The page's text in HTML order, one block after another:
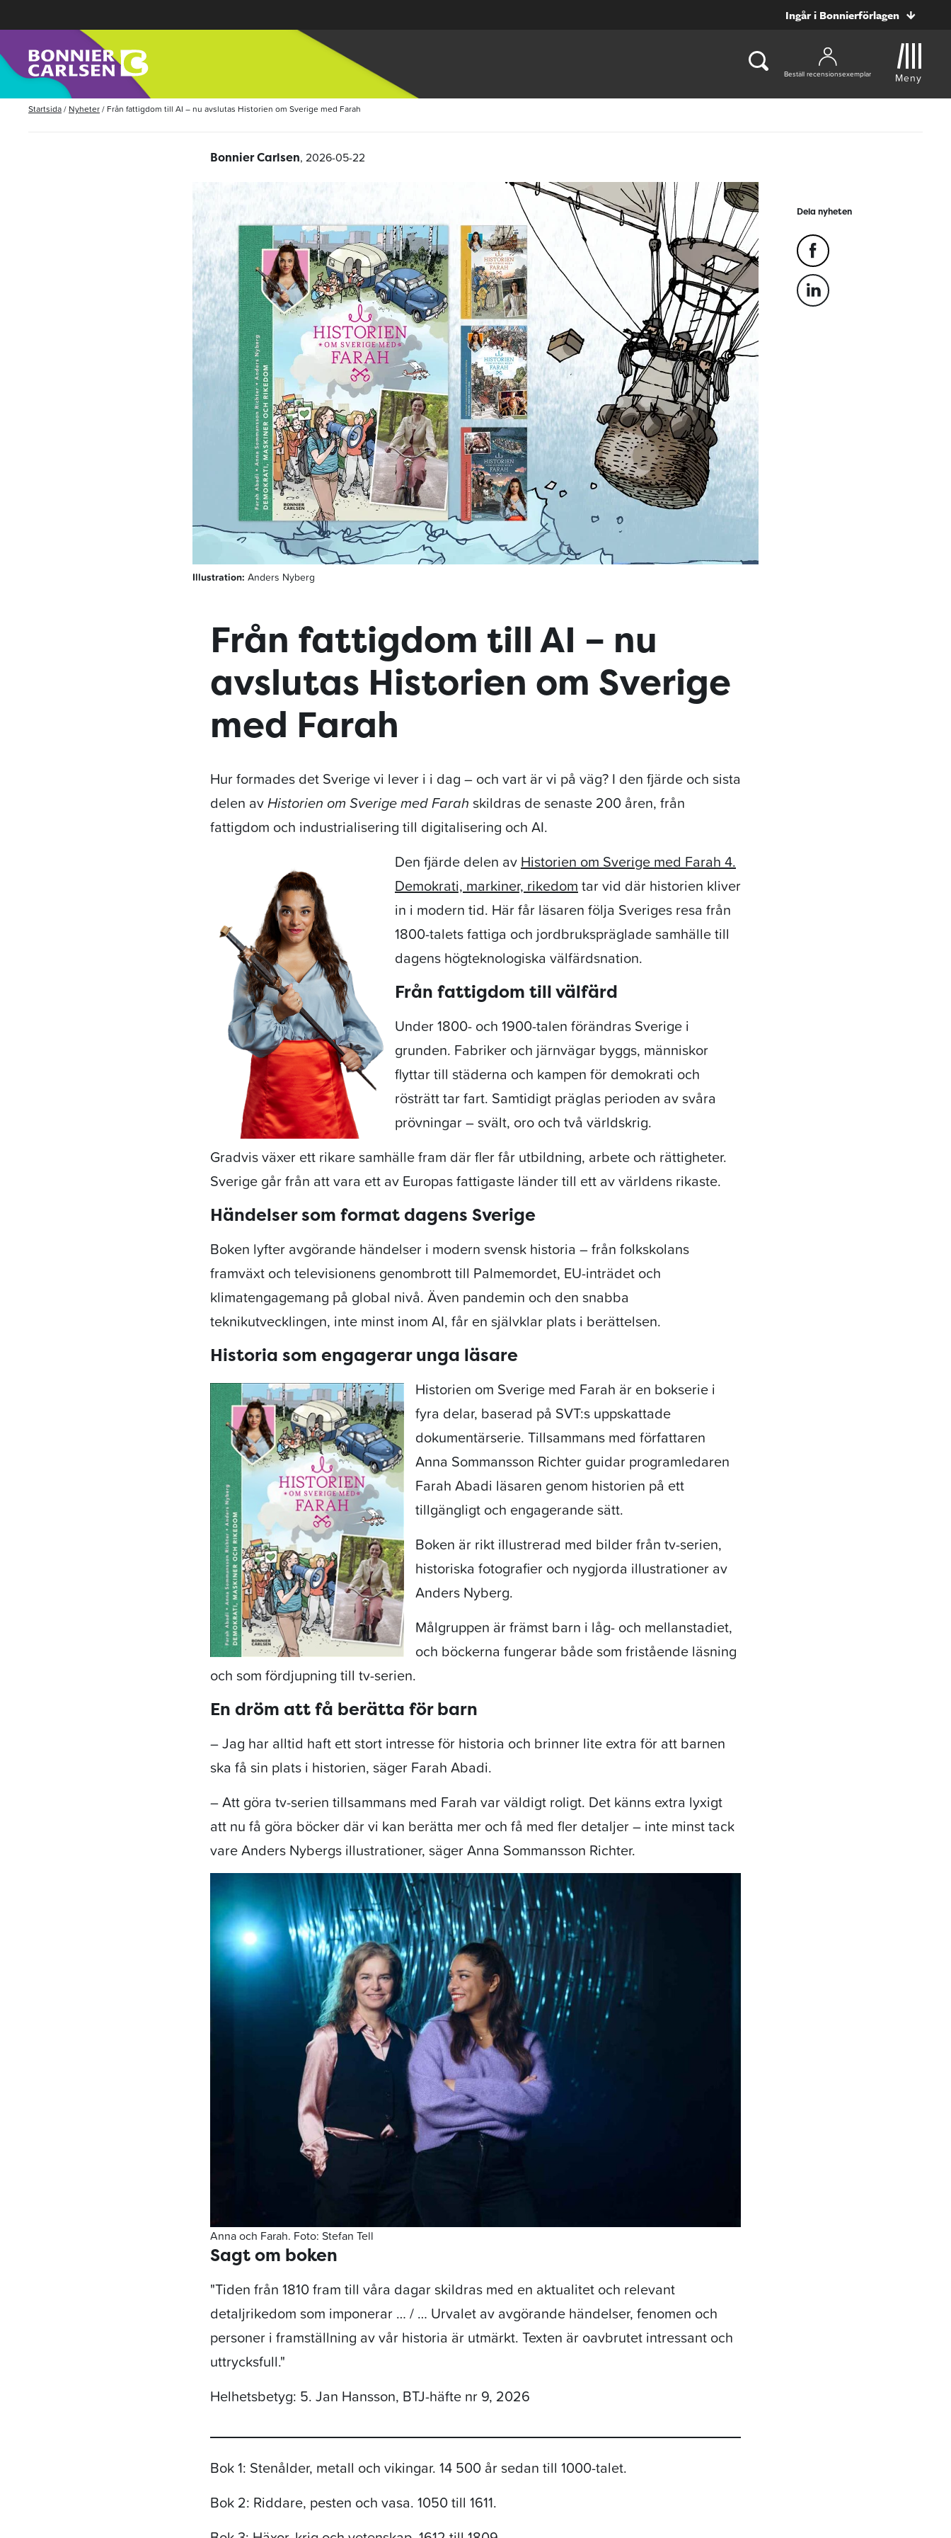
Ingår i Bonnierförlagen
Beställ recensionsexemplar Meny
Startsida/ Nyheter/ Från fattigdom till AI – nu avslutas Historien om Sverige med Farah
Bonnier Carlsen, 2026-05-22
Illustration: Anders Nyberg
Dela nyheten
Från fattigdom till AI – nu
avslutas Historien om Sverige
med Farah
Hur formades det Sverige vi lever i i dag – och vart är vi på väg? I den fjärde och sista
delen avHistorien om Sverige med Farah skildras de senaste 200 åren, från
fattigdom och industrialisering till digitalisering och AI.
Den fjärde delen avHistorien om Sverige med Farah 4.
Demokrati, markiner, rikedomtar vid där historien kliver
in i modern tid. Här får läsaren följa Sveriges resa från
1800-talets fattiga och jordbrukspräglade samhälle till
dagens högteknologiska välfärdsnation.
Från fattigdom till välfärd
Under 1800- och 1900-talen förändras Sverige i
grunden. Fabriker och järnvägar byggs, människor
flyttar till städerna och kampen för demokrati och
rösträtt tar fart. Samtidigt präglas perioden av svåra
prövningar – svält, oro och två världskrig.
Gradvis växer ett rikare samhälle fram där fler får utbildning, arbete och rättigheter.
Sverige går från att vara ett av Europas fattigaste länder till ett av världens rikaste.
Händelser som format dagens Sverige
Boken lyfter avgörande händelser i modern svensk historia – från folkskolans
framväxt och televisionens genombrott till Palmemordet, EU-inträdet och
klimatengagemang på global nivå. Även pandemin och den snabba
teknikutvecklingen, inte minst inom AI, får en självklar plats i berättelsen.
Historia som engagerar unga läsare
Historien om Sverige med Farah är en bokserie i
fyra delar, baserad på SVT:s uppskattade
dokumentärserie. Tillsammans med författaren
Anna Sommansson Richter guidar programledaren
Farah Abadi läsaren genom historien på ett
tillgängligt och engagerande sätt.
Boken är rikt illustrerad med bilder från tv-serien,
historiska fotografier och nygjorda illustrationer av
Anders Nyberg.
Målgruppen är främst barn i låg- och mellanstadiet,
och böckerna fungerar både som fristående läsning
och som fördjupning till tv-serien.
En dröm att få berätta för barn
– Jag har alltid haft ett stort intresse för historia och brinner lite extra för att barnen
ska få sin plats i historien, säger Farah Abadi.
– Att göra tv-serien tillsammans med Farah var väldigt roligt. Det känns extra lyxigt
att nu få göra böcker där vi kan berätta mer och få med fler detaljer – inte minst tack
vare Anders Nybergs illustrationer, säger Anna Sommansson Richter.
Anna och Farah. Foto: Stefan Tell
Sagt om boken
"Tiden från 1810 fram till våra dagar skildras med en aktualitet och relevant
detaljrikedom som imponerar … / … Urvalet av avgörande händelser, fenomen och
personer i framställning av vår historia är utmärkt. Texten är oavbrutet intressant och
uttrycksfull."
Helhetsbetyg: 5. Jan Hansson, BTJ-häfte nr 9, 2026
Bok 1: Stenålder, metall och vikingar. 14 500 år sedan till 1000-talet.
Bok 2: Riddare, pesten och vasa. 1050 till 1611.